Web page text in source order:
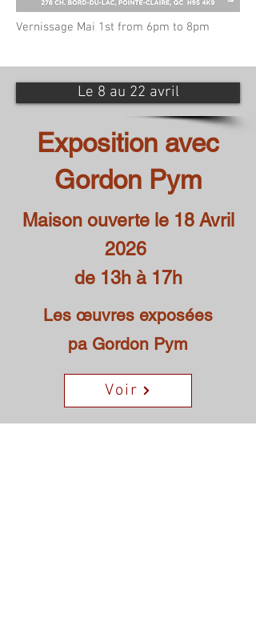
Vernissage Mai 1st from 6pm to 8pm
Le 8 au 22 avril
Exposition avec
Gordon Pym
Maison ouverte le 18 Avril
2026
de 13h à 17h
Les œuvres exposées
pa Gordon Pym
Voir